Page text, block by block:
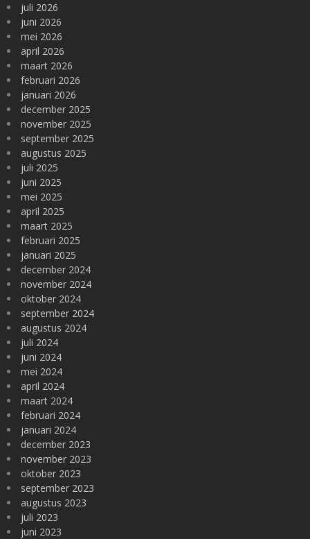
juli 2026
juni 2026
mei 2026
april 2026
maart 2026
februari 2026
januari 2026
december 2025
november 2025
september 2025
augustus 2025
juli 2025
juni 2025
mei 2025
april 2025
maart 2025
februari 2025
januari 2025
december 2024
november 2024
oktober 2024
september 2024
augustus 2024
juli 2024
juni 2024
mei 2024
april 2024
maart 2024
februari 2024
januari 2024
december 2023
november 2023
oktober 2023
september 2023
augustus 2023
juli 2023
juni 2023